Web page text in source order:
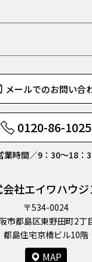
メールでのお問い合
0120-86-1025
業時間／9：30〜18：
社エイワハウ
〒534-0024
市都島区東野田町2丁
都島住宅京橋ビル10階
MAP